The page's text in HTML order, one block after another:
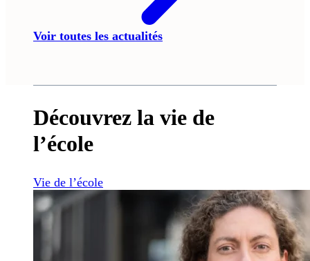
Voir toutes les actualités
Découvrez la vie de
l’école
Vie de l’école